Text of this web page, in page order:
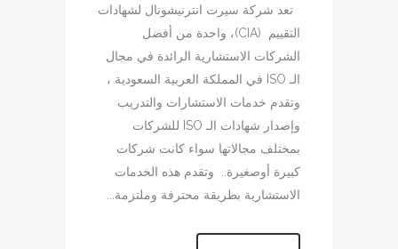
تعد شركة سيرت انترنيشونال لشهادات
التقييم (CIA)، واحدة من أفضل
الشركات الاستشارية الرائدة في مجال
الـ ISO في المملكة العربية السعودية ،
وتقدم خدمات الاستشارات والتدريب
وإصدار شهادات الـ ISO للشركات
بمختلف مجالاتها سواء كانت شركات
كبيرة أوصغيرة.. وتقدم هذه الخدمات
الاستشارية بطريقة محترفة وملتزمة...